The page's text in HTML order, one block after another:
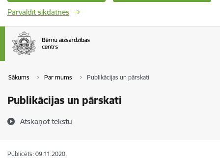
Pārvaldīt sīkdatnes
Sākums Par mums Publikācijas un pārskati
Publikācijas un pārskati
Atskaņot tekstu
Publicēts: 09.11.2020.